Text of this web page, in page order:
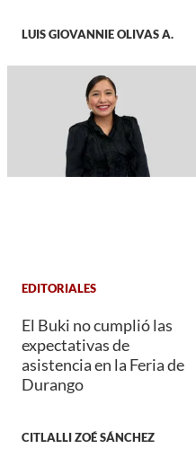
LUIS GIOVANNIE OLIVAS A.
EDITORIALES
El Buki no cumplió las
expectativas de
asistencia en la Feria de
Durango
CITLALLI ZOÉ SÁNCHEZ